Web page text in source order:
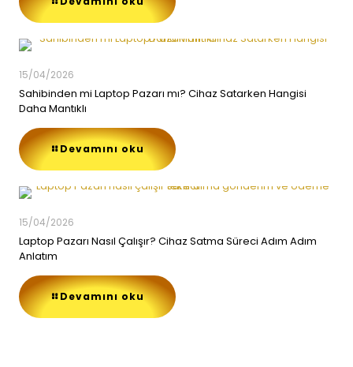
15/04/2026
Sahibinden mi Laptop Pazarı mı? Cihaz Satarken Hangisi
Daha Mantıklı
Devamını oku
15/04/2026
Laptop Pazarı Nasıl Çalışır? Cihaz Satma Süreci Adım Adım
Anlatım
Devamını oku